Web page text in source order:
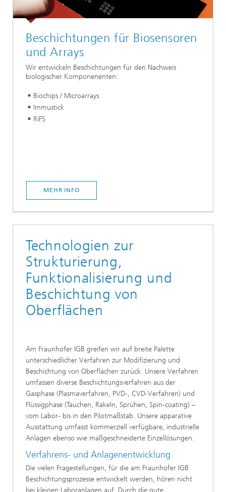
Beschichtungen für Biosensoren
und Arrays
Wir entwickeln Beschichtungen für den Nachweis
biologischer Komponenenten:
Biochips / Microarrays
Immustick
RiFS
MEHR INFO
Technologien zur
Strukturierung,
Funktionalisierung und
Beschichtung von
Oberflächen
Am Fraunhofer IGB greifen wir auf breite Palette
unterschiedlicher Verfahren zur Modifizierung und
Beschichtung von Oberflächen zurück. Unsere Verfahren
umfassen diverse Beschichtungsverfahren aus der
Gasphase (Plasmaverfahren, PVD-, CVD-Verfahren) und
Flüssigphase (Tauchen, Rakeln, Sprühen, Spin-coating) –
vom Labor- bis in den Pilotmaßstab. Unsere apparative
Ausstattung umfasst kommerziell verfügbare, industrielle
Anlagen ebenso wie maßgeschneiderte Einzellösungen.
Verfahrens- und Anlagenentwicklung
Die vielen Fragestellungen, für die am Fraunhofer IGB
Beschichtungsprozesse entwickelt werden, hören nicht
bei kleinen Laboranlagen auf. Durch die gute